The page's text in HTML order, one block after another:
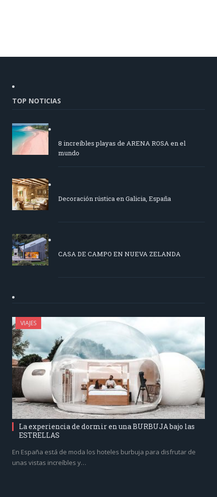
TOP NOTICIAS
8 increíbles playas de ARENA ROSA en el
mundo
Decoración rústica en Galicia, España
CASA DE CAMPO EN NUEVA ZELANDA
VIAJES
La experiencia de dormir en una BURBUJA bajo las
ESTRELLAS
En España está de moda los hoteles burbuja para disfrutar de
unas vistas increíbles y…